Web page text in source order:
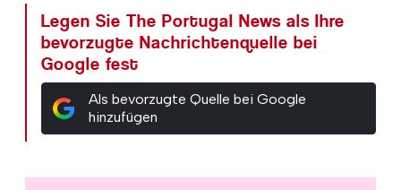
Legen Sie The Portugal News als Ihre
bevorzugte Nachrichtenquelle bei
Google fest
Als bevorzugte Quelle bei Google
hinzufügen